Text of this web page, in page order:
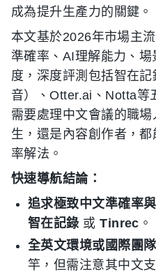
成為提升生產力的關鍵。
本文基於2026年市場主
準確率、AI理解能力、
度，深度評測包括智在
音）、Otter.ai、Notta等
需要處理中文會議的職
生，還是內容創作者，
率解法。
快速導航結論：
追求極致中文準確率
智在記錄 或Tinrec 。
全英文環境或國際團
竿，但需注意其中文